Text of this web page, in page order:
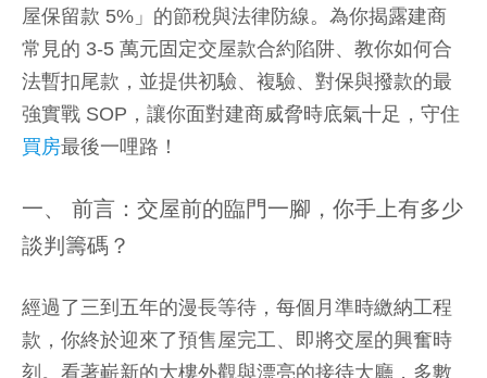
屋保留款 5%」的節稅與法律防線。為你揭露建商
常見的 3-5 萬元固定交屋款合約陷阱、教你如何合
法暫扣尾款，並提供初驗、複驗、對保與撥款的最
強實戰 SOP，讓你面對建商威脅時底氣十足，守住
買房最後一哩路！
一、 前言：交屋前的臨門一腳，你手上有多少
談判籌碼？
經過了三到五年的漫長等待，每個月準時繳納工程
款，你終於迎來了預售屋完工、即將交屋的興奮時
刻。看著嶄新的大樓外觀與漂亮的接待大廳，多數